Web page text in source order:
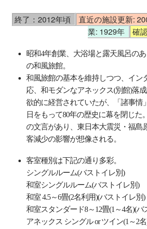
終了：2012年頃 直近の施設更新:
業: 1929年
確
昭和4年創業、大浴場と露天風呂の
の和風旅館。
和風旅館の基本を維持しつつ、イン
応、和モダンなアネックス(別館)落成
欲的に経営されていたが、「諸事情
日をもって80年の歴史に幕を閉じた
の文言があり、東日本大震災・福島
客減少の影響が想像される。
客室種別は下記の通り多彩。
シングルルーム(バストイレ別)
和室シングルルーム(バストイレ別)
和室 4.5～6畳(2名利用)(バストイレ別)
和室スタンダード8～12畳(1～4名)(
アネックス シングル or ツイン(1～2